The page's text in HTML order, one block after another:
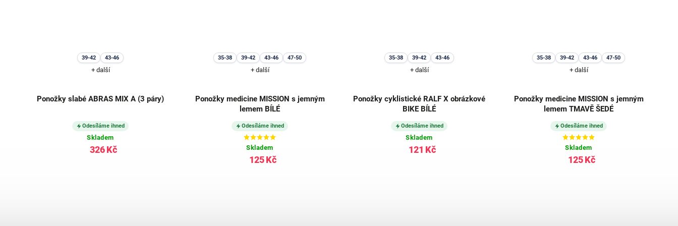
39-42 43-46
+ další
Ponožky slabé ABRAS MIX A (3 páry)
Odesíláme ihned
Skladem
326 Kč
35-38 39-42 43-46 47-50
+ další
Ponožky medicine MISSION s jemným
lemem BÍLÉ
Odesíláme ihned
Skladem
125 Kč
35-38 39-42 43-46
+ další
Ponožky cyklistické RALF X obrázkové
BIKE BÍLÉ
Odesíláme ihned
Skladem
121 Kč
35-38 39-42 43-46 47-50
+ další
Ponožky medicine MISSION s jemným
lemem TMAVĚ ŠEDÉ
Odesíláme ihned
Skladem
125 Kč